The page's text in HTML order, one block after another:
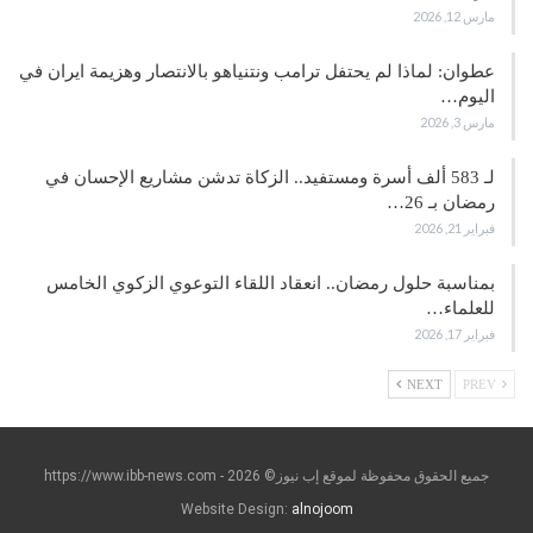
مارس 12, 2026
عطوان: لماذا لم يحتفل ترامب ونتنياهو بالانتصار وهزيمة ايران في
اليوم…
مارس 3, 2026
لـ 583 ألف أسرة ومستفيد.. الزكاة تدشن مشاريع الإحسان في
رمضان بـ 26…
فبراير 21, 2026
بمناسبة حلول رمضان.. انعقاد اللقاء التوعوي الزكوي الخامس
للعلماء…
فبراير 17, 2026
NEXT
جميع الحقوق محفوظة لموقع إب نيوز© https://www.ibb-news.com - 2026
Website Design: alnojoom